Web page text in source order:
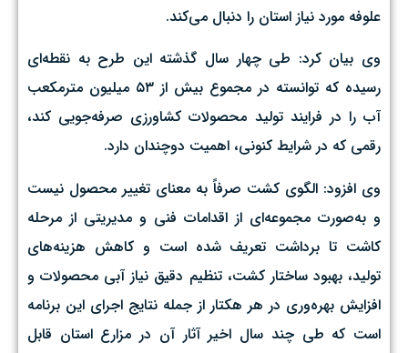
علوفه مورد نیاز استان را دنبال می‌کند.
وی بیان کرد: طی چهار سال گذشته این طرح به نقطه‌ای
رسیده که توانسته در مجموع بیش از ۵۳ میلیون مترمکعب
آب را در فرایند تولید محصولات کشاورزی صرفه‌جویی کند،
رقمی که در شرایط کنونی، اهمیت دوچندان دارد.
وی افزود: الگوی کشت صرفاً به معنای تغییر محصول نیست
و به‌صورت مجموعه‌ای از اقدامات فنی و مدیریتی از مرحله
کاشت تا برداشت تعریف شده است و کاهش هزینه‌های
تولید، بهبود ساختار کشت، تنظیم دقیق نیاز آبی محصولات و
افزایش بهره‌وری در هر هکتار از جمله نتایج اجرای این برنامه
است که طی چند سال اخیر آثار آن در مزارع استان قابل